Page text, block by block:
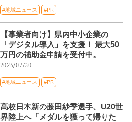
#地域ニュース #PR
【事業者向け】県内中小企業の
「デジタル導入」を支援！ 最大50
万円の補助金申請を受付中。
2026/07/30
#地域ニュース #PR
高校日本新の藤田紗季選手、U20世
界陸上へ「メダルを獲って帰りた